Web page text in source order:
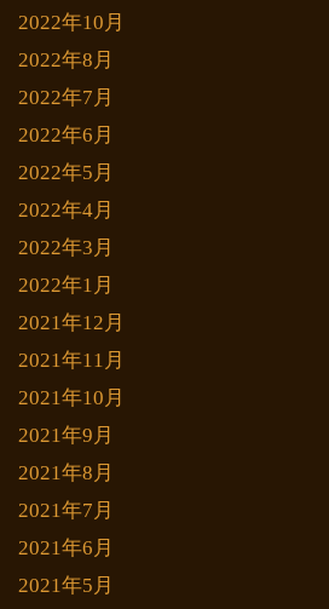
2022年10月
2022年8月
2022年7月
2022年6月
2022年5月
2022年4月
2022年3月
2022年1月
2021年12月
2021年11月
2021年10月
2021年9月
2021年8月
2021年7月
2021年6月
2021年5月